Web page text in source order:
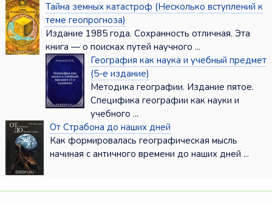
Тайна земных катастроф (Несколько вступлений к
теме геопрогноза)
Издание 1985 года. Сохранность отличная. Эта
книга — о поисках путей научного ...
География как наука и учебный предмет
(5-е издание)
Методика географии. Издание пятое.
Специфика географии как науки и
учебного ...
От Страбона до наших дней
Как формировалась географическая мысль
начиная с античного времени до наших дней ...